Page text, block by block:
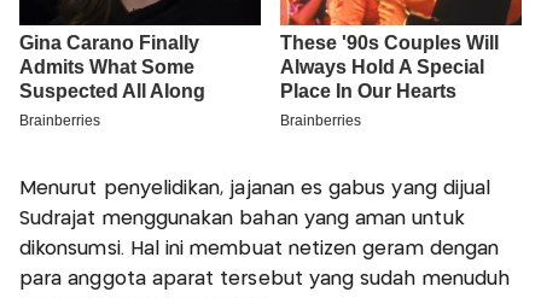
Menurut penyelidikan, jajanan es gabus yang dijual
Sudrajat menggunakan bahan yang aman untuk
dikonsumsi. Hal ini membuat netizen geram dengan
para anggota aparat tersebut yang sudah menuduh